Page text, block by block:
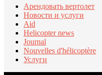
Арендовать вертолет
Новости и услуги
Aid
Helicopter news
Journal
Nouvelles d'hélicoptère
Услуги